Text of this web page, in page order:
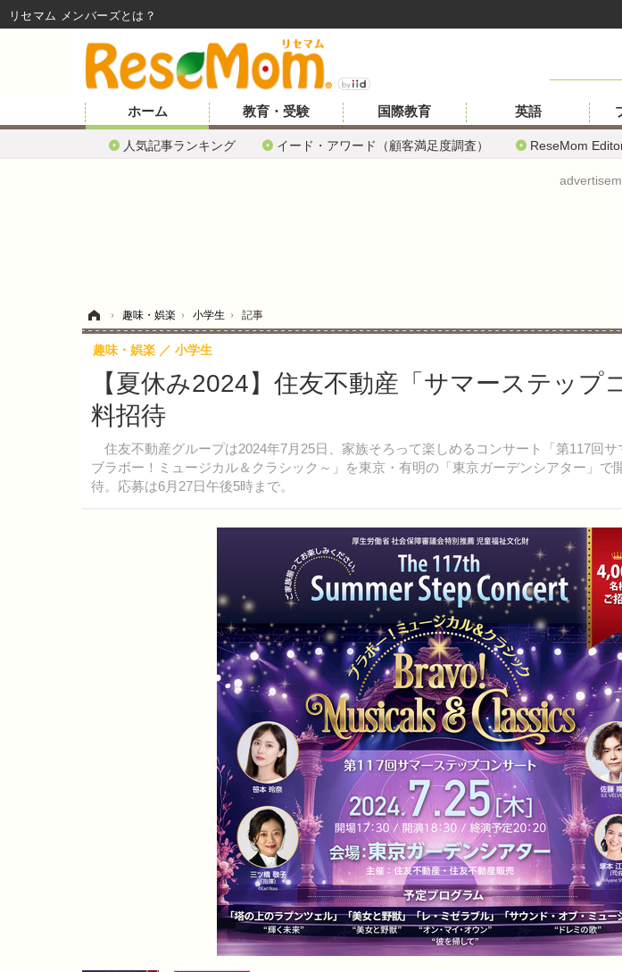
ホーム
人気記事ランキング イード・アワード（顧客満足度調査） ReseMom
教育・受験 国際教育 英語
› 趣味・娯楽 › 小学生 › 記事
【夏休み2024】住友不動産「サマーステップ
料招待
住友不動産グループは2024年7月25日、家族そろって楽しめるコンサート「第117回サ
ブラボー！ミュージカル＆クラシック～」を東京・有明の「東京ガーデンシアター」で
待。応募は6月27日午後5時まで。
趣味・娯楽 小学生
リセマム メンバーズ